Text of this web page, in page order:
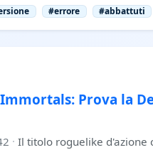
#errore #abbattuti
Prova la
· Il titolo roguelike d'azione